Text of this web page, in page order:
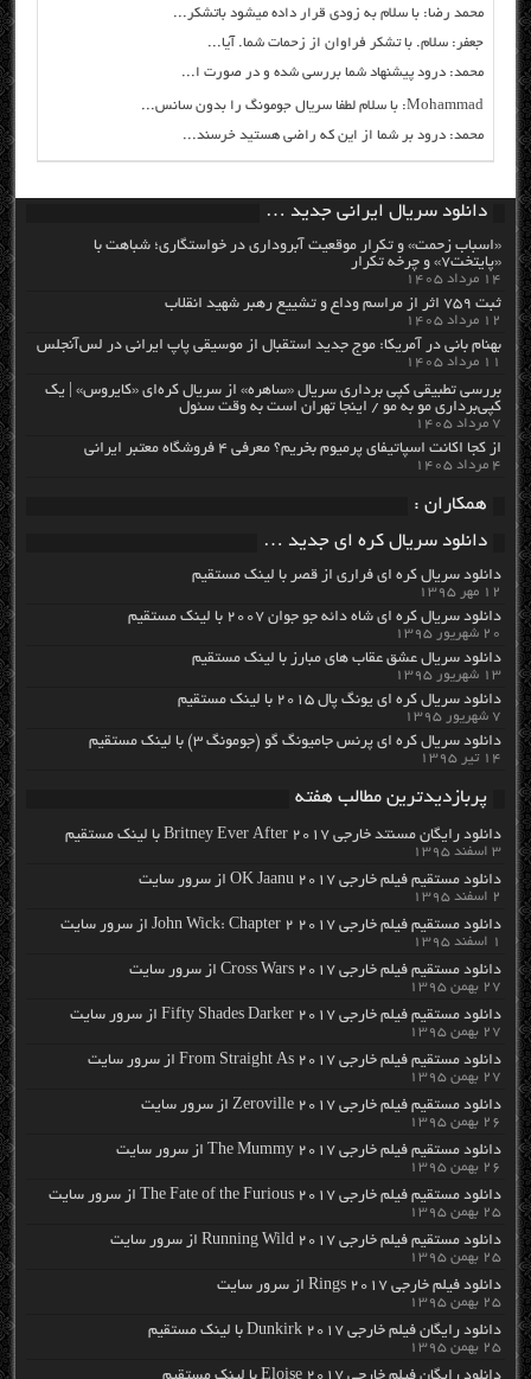
محمد رضا: با سلام به زودی قرار داده میشود باتشکر...
جعفر: سلام. با تشکر فراوان از زحمات شما. آیا...
محمد: درود پیشنهاد شما بررسی شده و در صورت ا...
Mohammad: با سلام لطفا سریال جومونگ را بدون سانس...
محمد: درود بر شما از این که راضی هستید خرسند...
دانلود سریال ایرانی جدید …
«اسباب زحمت» و تکرار موقعیت آبروداری در خواستگاری؛ شباهت با
«پایتخت۷» و چرخه تکرار
۱۴ مرداد ۱۴۰۵
ثبت ۷۵۹ اثر از مراسم وداع و تشییع رهبر شهید انقلاب
۱۲ مرداد ۱۴۰۵
بهنام بانی در آمریکا: موج جدید استقبال از موسیقی پاپ ایرانی در لس‌آنجلس
۱۱ مرداد ۱۴۰۵
بررسی تطبیقی کپی برداری سریال «ساهره» از سریال کره‌ای «کایروس» | یک
کپی‌برداری مو به مو / اینجا تهران است به وقت سئول
۷ مرداد ۱۴۰۵
از کجا اکانت اسپاتیفای پرمیوم بخریم؟ معرفی ۴ فروشگاه معتبر ایرانی
۴ مرداد ۱۴۰۵
همکاران :
دانلود سریال کره ای جدید …
دانلود سریال کره ای فراری از قصر با لینک مستقیم
۱۲ مهر ۱۳۹۵
دانلود سریال کره ای شاه دائه جو جوان ۲۰۰۷ با لینک مستقیم
۲۰ شهریور ۱۳۹۵
دانلود سریال عشق عقاب های مبارز با لینک مستقیم
۱۳ شهریور ۱۳۹۵
دانلود سریال کره ای یونگ پال ۲۰۱۵ با لینک مستقیم
۷ شهریور ۱۳۹۵
دانلود سریال کره ای پرنس جامیونگ گو (جومونگ ۳) با لینک مستقیم
۱۴ تیر ۱۳۹۵
پربازدیدترین مطالب هفته
دانلود رایگان مسنتد خارجی Britney Ever After 2017 با لینک مستقیم
۳ اسفند ۱۳۹۵
دانلود مستقیم فیلم خارجی OK Jaanu 2017 از سرور سایت
۲ اسفند ۱۳۹۵
دانلود مستقیم فیلم خارجی John Wick: Chapter 2 2017 از سرور سایت
۱ اسفند ۱۳۹۵
دانلود مستقیم فیلم خارجی Cross Wars 2017 از سرور سایت
۲۷ بهمن ۱۳۹۵
دانلود مستقیم فیلم خارجی Fifty Shades Darker 2017 از سرور سایت
۲۷ بهمن ۱۳۹۵
دانلود مستقیم فیلم خارجی From Straight As 2017 از سرور سایت
۲۷ بهمن ۱۳۹۵
دانلود مستقیم فیلم خارجی Zeroville 2017 از سرور سایت
۲۶ بهمن ۱۳۹۵
دانلود مستقیم فیلم خارجی The Mummy 2017 از سرور سایت
۲۶ بهمن ۱۳۹۵
دانلود مستقیم فیلم خارجی The Fate of the Furious 2017 از سرور سایت
۲۵ بهمن ۱۳۹۵
دانلود مستقیم فیلم خارجی Running Wild 2017 از سرور سایت
۲۵ بهمن ۱۳۹۵
دانلود فیلم خارجی Rings 2017 از سرور سایت
۲۵ بهمن ۱۳۹۵
دانلود رایگان فیلم خارجی Dunkirk 2017 با لینک مستقیم
۲۵ بهمن ۱۳۹۵